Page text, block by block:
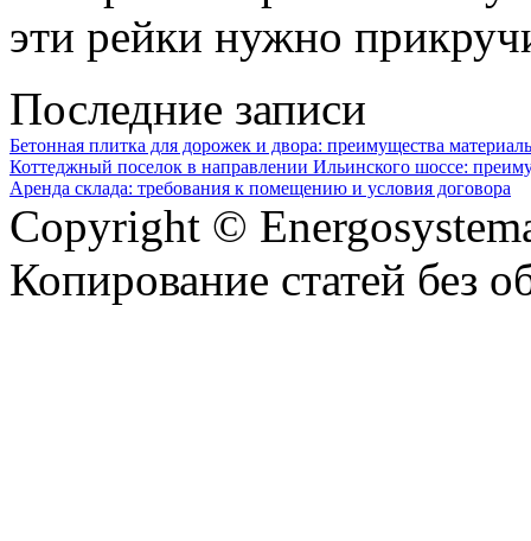
эти рейки нужно
Последние записи
Бетонная плитка для дорожек и двора: преимущества
Коттеджный поселок в направлении Ильинского шоссе:
Аренда склада: требования к помещению и условия договора
Copyright ©
Копирование статей без